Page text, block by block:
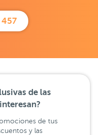
de las
de tus
y las